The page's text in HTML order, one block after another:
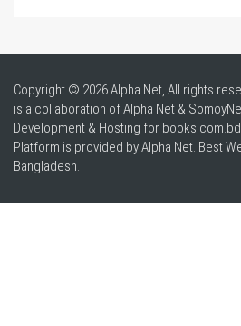
Copyright © 2026 Alpha Net, All rights
is a collaboration of Alpha Net &
Development & Hosting for
Platform is provided by Alpha Net. Best
Bangladesh.